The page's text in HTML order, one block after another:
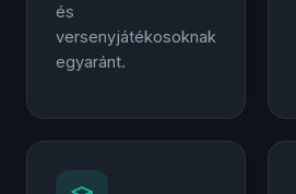
és
versenyjátékosoknak
egyaránt.